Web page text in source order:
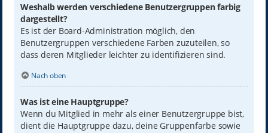
Weshalb werden verschiedene Benutzergruppen farbig
dargestellt?
Es ist der Board-Administration möglich, den
Benutzergruppen verschiedene Farben zuzuteilen, so
dass deren Mitglieder leichter zu identifizieren sind.
Nach oben
Was ist eine Hauptgruppe?
Wenn du Mitglied in mehr als einer Benutzergruppe bist,
dient die Hauptgruppe dazu, deine Gruppenfarbe sowie